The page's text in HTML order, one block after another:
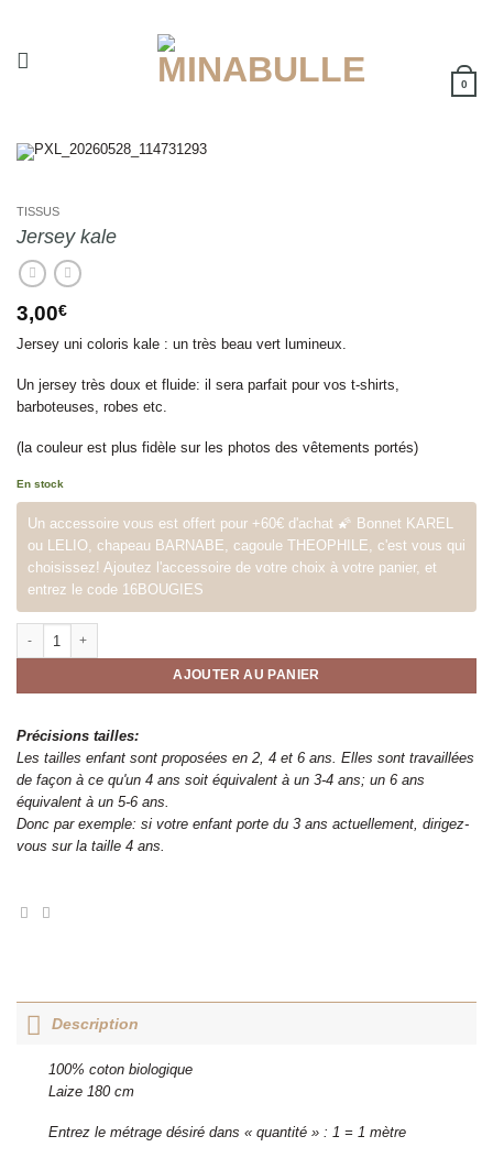
contenu
0
TISSUS
Jersey kale
3,00€
Jersey uni coloris kale : un très beau vert lumineux.
Un jersey très doux et fluide: il sera parfait pour vos t-shirts,
barboteuses, robes etc.
(la couleur est plus fidèle sur les photos des vêtements portés)
En stock
Un accessoire vous est offert pour +60€ d'achat 🌠 Bonnet KAREL
ou LELIO, chapeau BARNABE, cagoule THEOPHILE, c'est vous qui
choisissez! Ajoutez l'accessoire de votre choix à votre panier, et
entrez le code 16BOUGIES
AJOUTER AU PANIER
Précisions tailles:
Les tailles enfant sont proposées en 2, 4 et 6 ans. Elles sont travaillées
de façon à ce qu'un 4 ans soit équivalent à un 3-4 ans; un 6 ans
équivalent à un 5-6 ans.
Donc par exemple: si votre enfant porte du 3 ans actuellement, dirigez-
vous sur la taille 4 ans.
Description
100% coton biologique
Laize 180 cm
Entrez le métrage désiré dans « quantité » : 1 = 1 mètre